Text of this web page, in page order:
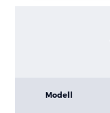
Modell